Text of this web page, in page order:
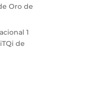
Oro de
1
de